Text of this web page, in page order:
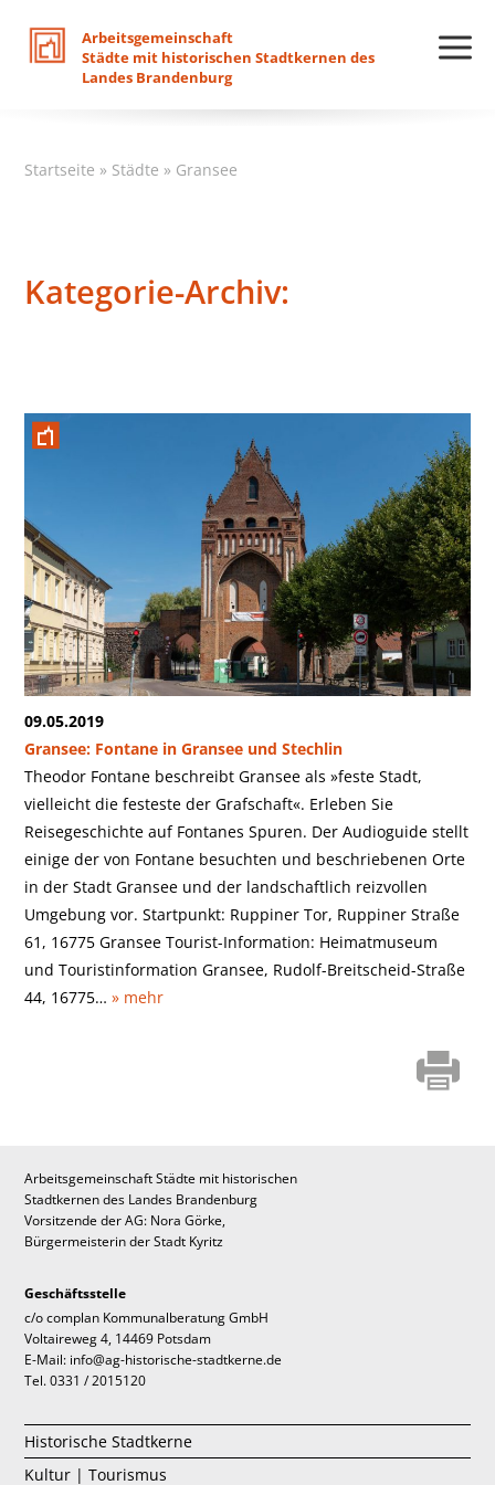
Arbeitsgemeinschaft
Städte mit historischen Stadtkernen des
Landes Brandenburg
Startseite » Städte » Gransee
Kategorie-Archiv:
09.05.2019
Gransee: Fontane in Gransee und Stechlin
Theodor Fontane beschreibt Gransee als »feste Stadt,
vielleicht die festeste der Grafschaft«. Erleben Sie
Reisegeschichte auf Fontanes Spuren. Der Audioguide stellt
einige der von Fontane besuchten und beschriebenen Orte
in der Stadt Gransee und der landschaftlich reizvollen
Umgebung vor. Startpunkt: Ruppiner Tor, Ruppiner Straße
61, 16775 Gransee Tourist-Information: Heimatmuseum
und Touristinformation Gransee, Rudolf-Breitscheid-Straße
44, 16775…» mehr
Arbeitsgemeinschaft Städte mit historischen
Stadtkernen des Landes Brandenburg
Vorsitzende der AG: Nora Görke,
Bürgermeisterin der Stadt Kyritz
Geschäftsstelle
c/o complan Kommunalberatung GmbH
Voltaireweg 4, 14469 Potsdam
E-Mail: info@ag-historische-stadtkerne.de
Tel. 0331 / 2015120
Historische Stadtkerne
Kultur | Tourismus